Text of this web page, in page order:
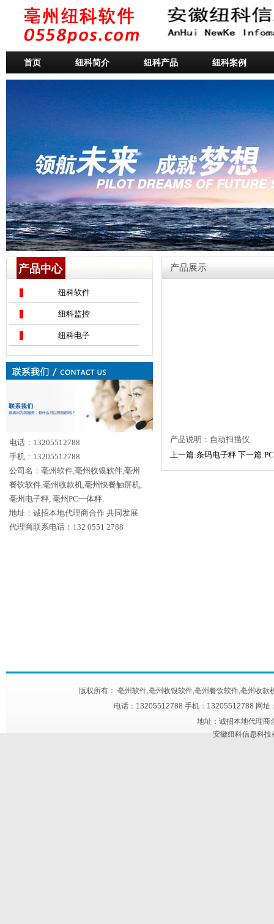
首页 纽科简介 纽科产品 纽科案例
产品中心
纽科软件
纽科监控
纽科电子
电话：13205512788
手机：13205512788
公司名：亳州软件,亳州收银软件,亳州
餐饮软件,亳州收款机,亳州快餐触屏机,
亳州电子秤, 亳州PC一体秤.
地址：诚招本地代理商合作 共同发展
代理商联系电话：132 0551 2788
产品展示
产品说明：自动扫描仪
上一篇:条码电子秤 下一篇
版权所有： 亳州软件,亳州收银软件,亳州餐饮软件,亳州收
电话：13205512788 手机：13205512788 网址
地址：诚招本地代理商
安徽纽科信息科